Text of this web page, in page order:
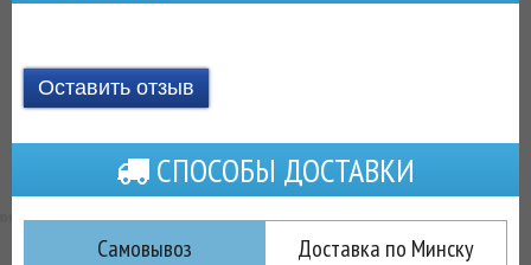
Оставить отзыв
СПОСОБЫ ДОСТАВКИ
Самовывоз
Доставка по Минску